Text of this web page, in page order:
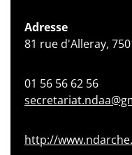
Adresse
81 rue d'Alleray,
01 56 56 62 56
http://